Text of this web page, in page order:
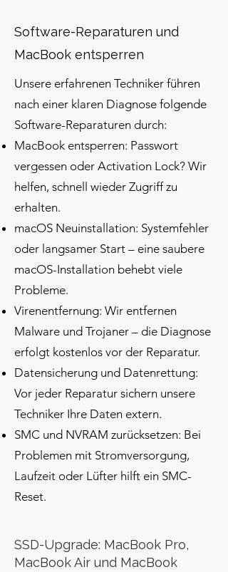
Software-Reparaturen und
MacBook entsperren
Unsere erfahrenen Techniker führen
nach einer klaren Diagnose folgende
Software-Reparaturen durch:
MacBook entsperren: Passwort
vergessen oder Activation Lock? Wir
helfen, schnell wieder Zugriff zu
erhalten.
macOS Neuinstallation: Systemfehler
oder langsamer Start – eine saubere
macOS-Installation behebt viele
Probleme.
Virenentfernung: Wir entfernen
Malware und Trojaner – die Diagnose
erfolgt kostenlos vor der Reparatur.
Datensicherung und Datenrettung:
Vor jeder Reparatur sichern unsere
Techniker Ihre Daten extern.
SMC und NVRAM zurücksetzen: Bei
Problemen mit Stromversorgung,
Laufzeit oder Lüfter hilft ein SMC-
Reset.
SSD-Upgrade: MacBook Pro,
MacBook Air und MacBook